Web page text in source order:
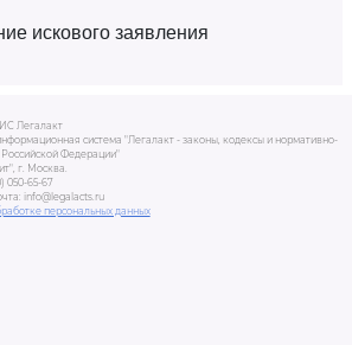
искового заявления
Легалакт
система "Легалакт - законы, кодексы и нормативно-
Федерации"
г. Москва.
050-65-67
info@legalacts.ru
персональных данных